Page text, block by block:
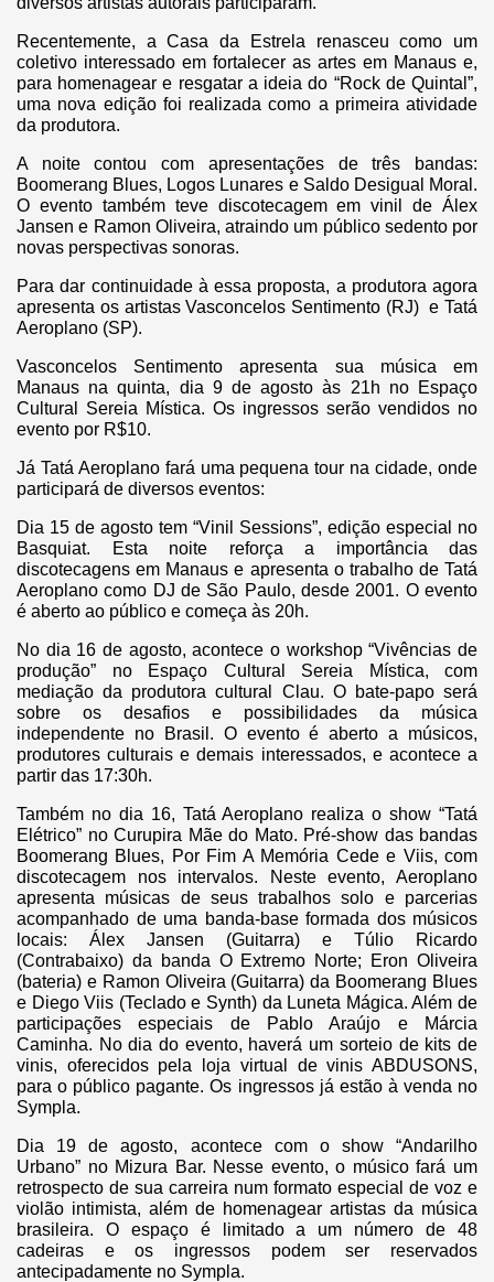
Recentemente, a Casa da Estrela renasceu como um
coletivo interessado em fortalecer as artes em Manaus e,
para homenagear e resgatar a ideia do “Rock de Quintal”,
uma nova edição foi realizada como a primeira atividade
da produtora.
A noite contou com apresentações de três bandas:
Boomerang Blues, Logos Lunares e Saldo Desigual Moral.
O evento também teve discotecagem em vinil de Álex
Jansen e Ramon Oliveira, atraindo um público sedento por
novas perspectivas sonoras.
Para dar continuidade à essa proposta, a produtora agora
apresenta os artistas Vasconcelos Sentimento (RJ) e Tatá
Aeroplano (SP).
Vasconcelos Sentimento apresenta sua música em
Manaus na quinta, dia 9 de agosto às 21h no Espaço
Cultural Sereia Mística. Os ingressos serão vendidos no
evento por R$10.
Já Tatá Aeroplano fará uma pequena tour na cidade, onde
participará de diversos eventos:
Dia 15 de agosto tem “Vinil Sessions”, edição especial no
Basquiat. Esta noite reforça a importância das
discotecagens em Manaus e apresenta o trabalho de Tatá
Aeroplano como DJ de São Paulo, desde 2001. Oevento
é aberto ao público e começa às 20h.
No dia 16 de agosto, acontece o workshop “Vivências de
produção” no Espaço Cultural Sereia Mística, com
mediação da produtora cultural Clau. O bate-papo será
sobre os desafios e possibilidades da música
independente no Brasil. O evento é aberto a músicos,
produtores culturais e demais interessados, e acontece a
partir das 17:30h.
Também no dia 16, Tatá Aeroplano realiza o show “Tatá
Elétrico” no Curupira Mãe do Mato. Pré-show das bandas
Boomerang Blues, Por Fim A Memória Cede e Viis, com
discotecagem nos intervalos. Neste evento, Aeroplano
apresenta músicas de seus trabalhos solo e parcerias
acompanhado de uma banda-base formada dos músicos
locais: Álex Jansen (Guitarra) e Túlio Ricardo
(Contrabaixo) da banda O Extremo Norte; Eron Oliveira
(bateria) e Ramon Oliveira (Guitarra) da Boomerang Blues
e Diego Viis (Teclado e Synth) da Luneta Mágica. Além de
participações especiais de Pablo Araújo e Márcia
Caminha. No dia do evento, haverá um sorteio de kits de
vinis, oferecidos pela loja virtual de vinis ABDUSONS,
para o público pagante. Os ingressos já estão à venda no
Sympla.
Dia 19 de agosto, acontece com o show “Andarilho
Urbano” no Mizura Bar. Nesse evento, o músico fará um
retrospecto de sua carreira num formato especial de voz e
violão intimista, além de homenagear artistas da música
brasileira. O espaço é limitado a um número de 48
cadeiras e os ingressos podem ser reservados
antecipadamente no Sympla.